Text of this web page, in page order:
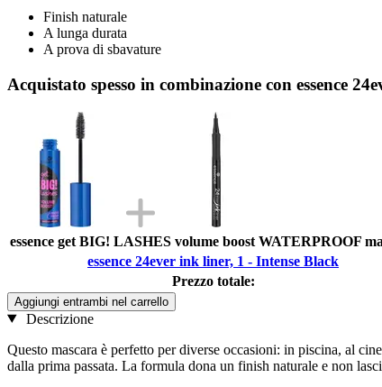
Finish naturale
A lunga durata
A prova di sbavature
Acquistato spesso in combinazione con essence
essence get BIG! LASHES volume boost WATERPROOF
essence 24ever ink liner, 1 - Intense Black
Prezzo totale:
Aggiungi entrambi nel carrello
Descrizione
Questo mascara è perfetto per diverse occasioni: in piscina, al
dalla prima passata. La formula dona un finish naturale e non